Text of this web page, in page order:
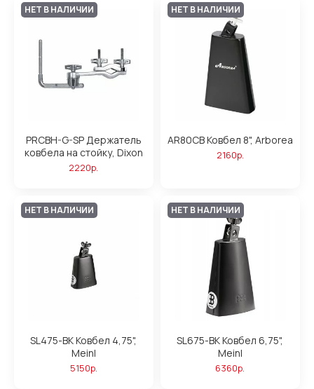
НЕТ В НАЛИЧИИ
PRCBH-G-SP Держатель
ковбела на стойку, Dixon
2220р.
НЕТ В НАЛИЧИИ
AR80CB Ковбел 8", Arborea
2160р.
НЕТ В НАЛИЧИИ
SL475-BK Ковбел 4,75",
Meinl
5150р.
НЕТ В НАЛИЧИИ
SL675-BK Ковбел 6,75",
Meinl
6360р.